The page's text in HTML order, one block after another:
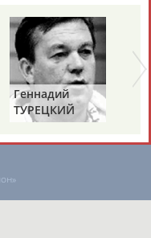
inform@infosport.ru
Геннадий
ТУРЕЦКИЙ